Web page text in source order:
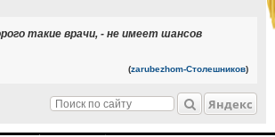
такие врачи, - не имеет шансов
(zarubezhom-Столешников)
Яндекс